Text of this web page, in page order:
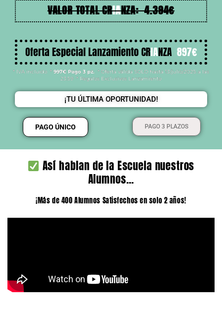
VALOR TOTAL CRIANZA: 4.394€
Oferta Especial Lanzamiento CRIANZA 897€
* IVA incluido * 997€ Pago 3 pz. * Oferta válida SOLO hasta 13/julio/2025 a las
23:59 * Regalos Exclusivos Lanzamiento
¡TU ÚLTIMA OPORTUNIDAD!
PAGO ÚNICO PAGO 3 PLAZOS
Así hablan de la Escuela nuestros
Alumnos…
¡Más de 400 Alumnos Satisfechos en solo 2 años!